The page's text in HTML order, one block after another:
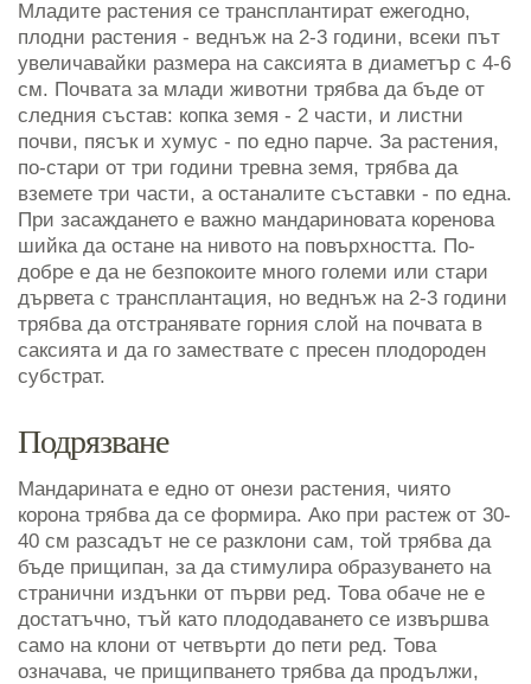
Младите растения се трансплантират ежегодно,
плодни растения - веднъж на 2-3 години, всеки път
увеличавайки размера на саксията в диаметър с 4-6
см. Почвата за млади животни трябва да бъде от
следния състав: копка земя - 2 части, и листни
почви, пясък и хумус - по едно парче. За растения,
по-стари от три години тревна земя, трябва да
вземете три части, а останалите съставки - по една.
При засаждането е важно мандариновата коренова
шийка да остане на нивото на повърхността. По-
добре е да не безпокоите много големи или стари
дървета с трансплантация, но веднъж на 2-3 години
трябва да отстранявате горния слой на почвата в
саксията и да го замествате с пресен плодороден
субстрат.
Подрязване
Мандарината е едно от онези растения, чиято
корона трябва да се формира. Ако при растеж от 30-
40 см разсадът не се разклони сам, той трябва да
бъде прищипан, за да стимулира образуването на
странични издънки от първи ред. Това обаче не е
достатъчно, тъй като плододаването се извършва
само на клони от четвърти до пети ред. Това
означава, че прищипването трябва да продължи,